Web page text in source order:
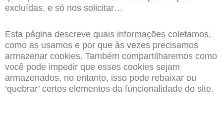
excluídas, e só nos solicitar…
Esta página descreve quais informações coletamos,
como as usamos e por que às vezes precisamos
armazenar cookies. Também compartilharemos como
você pode impedir que esses cookies sejam
armazenados, no entanto, isso pode rebaixar ou
‘quebrar’ certos elementos da funcionalidade do site.